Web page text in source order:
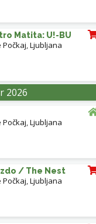
Matita: U!-BU
,Ljubljana
2026
,Ljubljana
/ The Nest
,Ljubljana